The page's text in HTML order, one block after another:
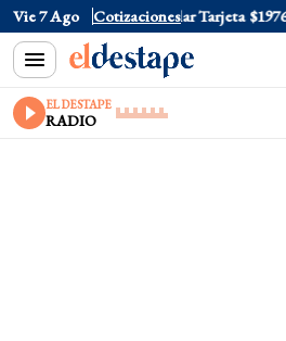
Vie 7 Ago Cotizaciones
Oficial $1520 Dólar Tarjeta $1976
EL DESTAPE
RADIO